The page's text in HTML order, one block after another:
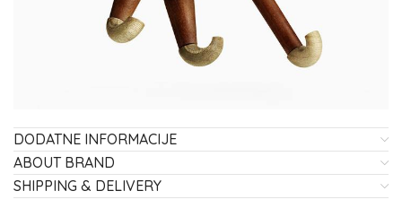
DODATNE INFORMACIJE
ABOUT BRAND
SHIPPING & DELIVERY